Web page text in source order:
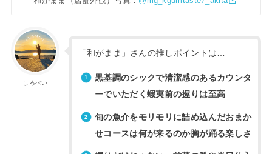
しろべい
「和がまま」さんの推しポイントは…
黒基調のシックで清潔感のあるカウンタ
ーでいただく蝦夷前の握りは至高
旬の魚介をモリモリに詰め込んだおまか
せコースは何が来るのか胸が踊る楽しさ